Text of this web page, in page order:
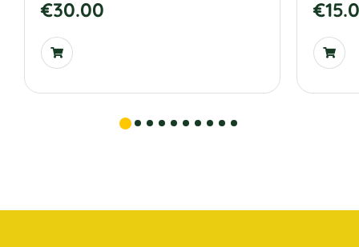
€30.00 €